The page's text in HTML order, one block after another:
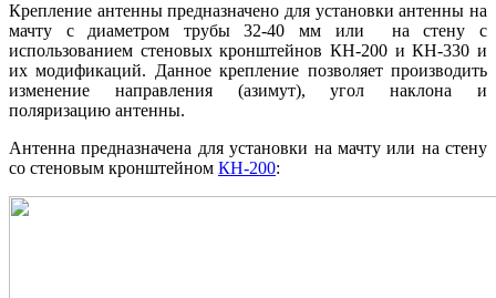
Крепление антенны предназначено для установки антенны на
мачту с диаметром трубы 32-40 мм или на стену с
использованием стеновых кронштейнов КН-200 и КН-330 и
их модификаций. Данное крепление позволяет производить
изменение направления (азимут), угол наклона и
поляризацию антенны.
Антенна предназначена для установки на мачту или на стену
со стеновым кронштейном КН-200: